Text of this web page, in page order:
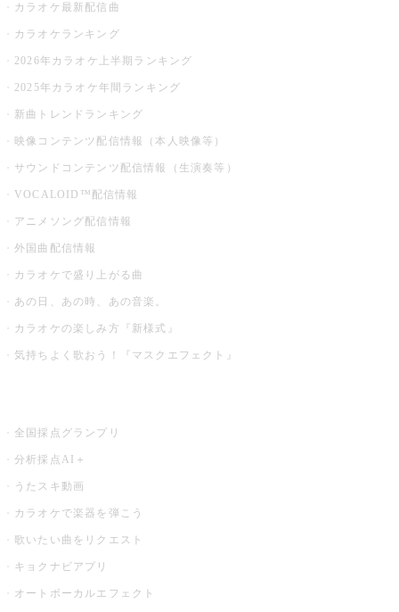
カラオケ最新配信曲
カラオケランキング
2026年カラオケ上半期ランキング
2025年カラオケ年間ランキング
新曲トレンドランキング
映像コンテンツ配信情報（本人映像等）
サウンドコンテンツ配信情報（生演奏等）
VOCALOID™配信情報
アニメソング配信情報
外国曲配信情報
カラオケで盛り上がる曲
あの日、あの時、あの音楽。
カラオケの楽しみ方『新様式』
気持ちよく歌おう！『マスクエフェクト』
全国採点グランプリ
分析採点AI＋
うたスキ動画
カラオケで楽器を弾こう
歌いたい曲をリクエスト
キョクナビアプリ
オートボーカルエフェクト